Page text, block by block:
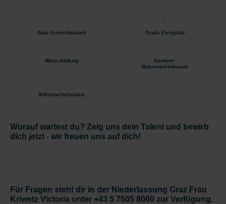
Gute Erreichbarkeit Gratis Parkplatz
Weiterbildung
Kantine/
Betriebsrestaurant
Vollzeitarbeitsplatz
Worauf wartest du? Zeig uns dein Talent und bewirb
dich jetzt - wir freuen uns auf dich!
Für Fragen steht dir in der Niederlassung Graz Frau
Kriwetz Victoria unter +43 5 7505 8060 zur Verfügung.